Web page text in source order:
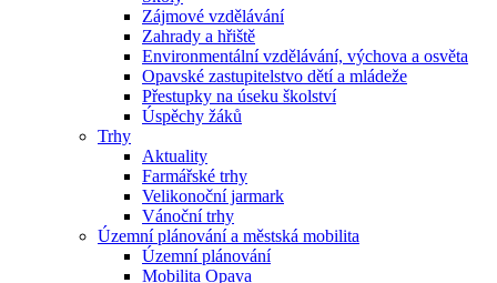
Zájmové vzdělávání
Zahrady a hřiště
Environmentální vzdělávání, výchova a osvěta
Opavské zastupitelstvo dětí a mládeže
Přestupky na úseku školství
Úspěchy žáků
Trhy
Aktuality
Farmářské trhy
Velikonoční jarmark
Vánoční trhy
Územní plánování a městská mobilita
Územní plánování
Mobilita Opava